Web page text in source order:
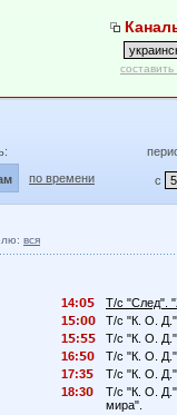
по времени с
вся
14:
Т/с "След".
1
:
Т/с "К. О.
1
:
Т/с "К. О.
16:
Т/с "К. О.
17:3
Т/с "К. О.
18:3
Т/с "К. О.
мира".